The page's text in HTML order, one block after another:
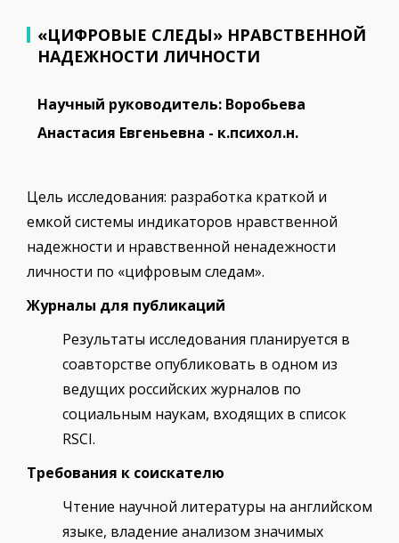
«ЦИФРОВЫЕ СЛЕДЫ» НРАВСТВЕННОЙ
НАДЕЖНОСТИ ЛИЧНОСТИ
Научный руководитель: Воробьева
Анастасия Евгеньевна - к.психол.н.
Цель исследования: разработка краткой и
емкой системы индикаторов нравственной
надежности и нравственной ненадежности
личности по «цифровым следам».
Журналы для публикаций
Результаты исследования планируется в
соавторстве опубликовать в одном из
ведущих российских журналов по
социальным наукам, входящих в список
RSCI.
Требования к соискателю
Чтение научной литературы на английском
языке, владение анализом значимых